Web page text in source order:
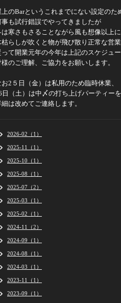
上のBarというこれまでにない設定のた
事も試行錯誤でやってきましたが
は寒さもさることながら風も想像以上に
枯らしが吹くと物が飛び散り正常な営
って開業元年の今年は上記のスケジュ
様のご理解、ご協力をお願いします。
お2５日（金）は私用のため臨時休業、
日（土）は中〆の打ち上げパーティー
細は改めてご連絡します。
2026-02（1）
2025-11（1）
2025-10（1）
2025-08（1）
2025-07（2）
2025-03（1）
2025-02（1）
2024-11（2）
2024-09（1）
2024-08（1）
2024-03（1）
2023-11（1）
2023-09（1）